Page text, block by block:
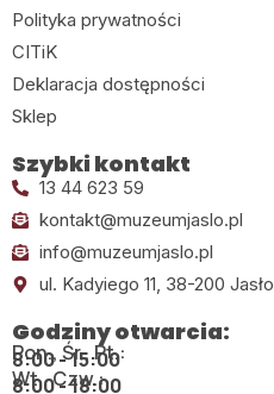
Polityka prywatności
CITiK
Deklaracja dostępności
Sklep
Szybki kontakt
13 44 623 59
kontakt@muzeumjaslo.pl
info@muzeumjaslo.pl
ul. Kadyiego 11, 38-200 Jasło
Godziny otwarcia:
Pon., Śr., Pt.:
8:00 - 15:00
Wt., Czw.:
8:00 - 18:00